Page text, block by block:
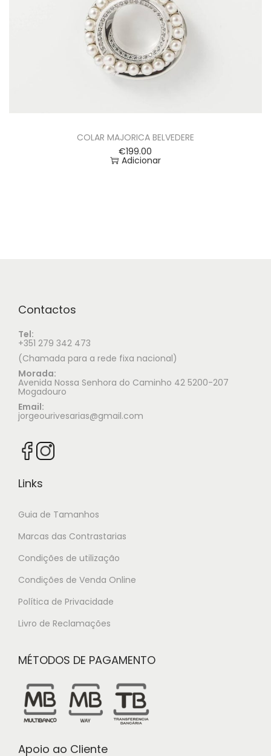
COLAR MAJORICA BELVEDERE
€199.00
Adicionar
Contactos
Tel:
+351 279 342 473
(Chamada para a rede fixa nacional)
Morada:
Avenida Nossa Senhora do Caminho 42 5200-207
Mogadouro
Email:
jorgeourivesarias@gmail.com
Links
Guia de Tamanhos
Marcas das Contrastarias
Condições de utilização
Condições de Venda Online
Política de Privacidade
Livro de Reclamações
MÉTODOS DE PAGAMENTO
Apoio ao Cliente